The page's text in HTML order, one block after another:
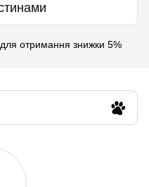
для отримання знижки 5%